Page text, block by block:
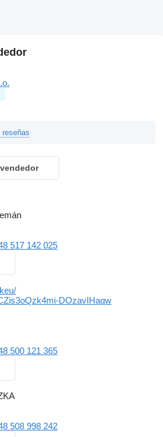
reseñas
517 142 025
DOzavIHaqw
500 121 365
508 998 242